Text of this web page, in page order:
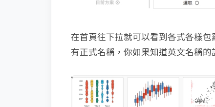
在首頁往下拉就可以看到各式各樣
有正式名稱，你如果知道英文名稱